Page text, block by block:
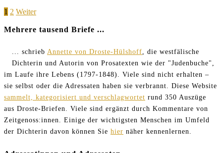
Seitennummerierung
der
Page
1 Page
2 Weiter
Mehrere tausend Briefe ...
... schrieb Annette von Droste-Hülshoff , die westfälische
Dichterin und Autorin von Prosatexten wie der "Judenbuche",
im Laufe ihre Lebens (1797-1848). Viele sind nicht erhalten –
sie selbst oder die Adressaten haben sie verbrannt. Diese Website
sammelt, kategorisiert und verschlagwortet rund 350 Auszüge
aus Droste-Briefen. Viele sind ergänzt durch Kommentare von
Zeitgenoss:innen. Einige der wichtigsten Menschen im Umfeld
der Dichterin davon können Sie hier näher kennenlernen.